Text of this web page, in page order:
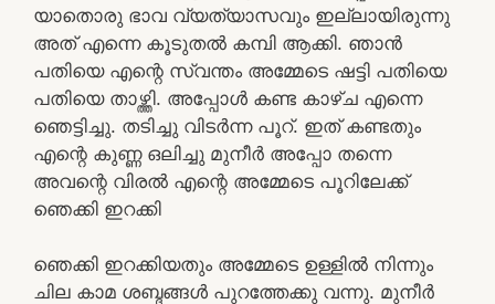
യാതൊരു ഭാവ വ്യത്യാസവും ഇല്ലായിരുന്നു
അത് എന്നെ കൂടുതൽ കമ്പി ആക്കി. ഞാൻ
പതിയെ എന്റെ സ്വന്തം അമ്മേടെ ഷട്ടി പതിയെ
പതിയെ താഴ്ത്തി. അപ്പോൾ കണ്ട കാഴ്ച എന്നെ
ഞെട്ടിച്ചു. തടിച്ചു വിടർന്ന പൂറ്. ഇത് കണ്ടതും
എന്റെ കുണ്ണ ഒലിച്ചു മുനീർ അപ്പോ തന്നെ
അവന്റെ വിരൽ എന്റെ അമ്മേടെ പൂറിലേക്ക്
ഞെക്കി ഇറക്കി
ഞെക്കി ഇറക്കിയതും അമ്മേടെ ഉള്ളിൽ നിന്നും
ചില കാമ ശബ്ദങ്ങൾ പുറത്തേക്കു വന്നു. മുനീർ